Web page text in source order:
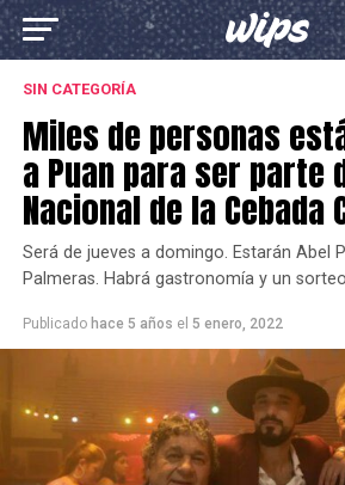
SIN CATEGORÍA
Miles de personas
a Puan para ser parte
Nacional de la Cebada
Será de jueves a domingo. Estarán Abel
Palmeras. Habrá gastronomía y un
Publicado hace 5 años el 5 enero, 2022